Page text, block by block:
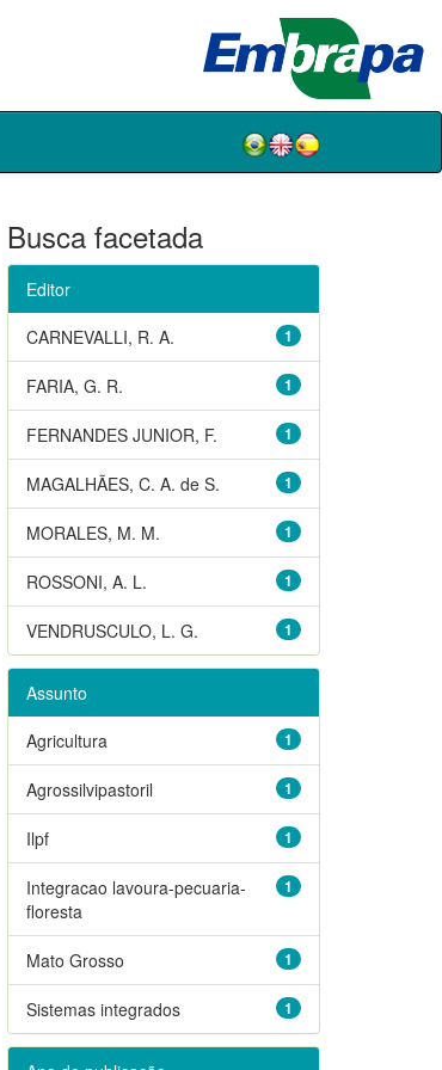
Busca facetada
Editor
1
CARNEVALLI, R. A.
1
FARIA, G. R.
1
FERNANDES JUNIOR, F.
1
MAGALHÃES, C. A. de S.
1
MORALES, M. M.
1
ROSSONI, A. L.
1
VENDRUSCULO, L. G.
Assunto
1
Agricultura
1
Agrossilvipastoril
1
Ilpf
1
Integracao lavoura-pecuaria-
floresta
1
Mato Grosso
1
Sistemas integrados